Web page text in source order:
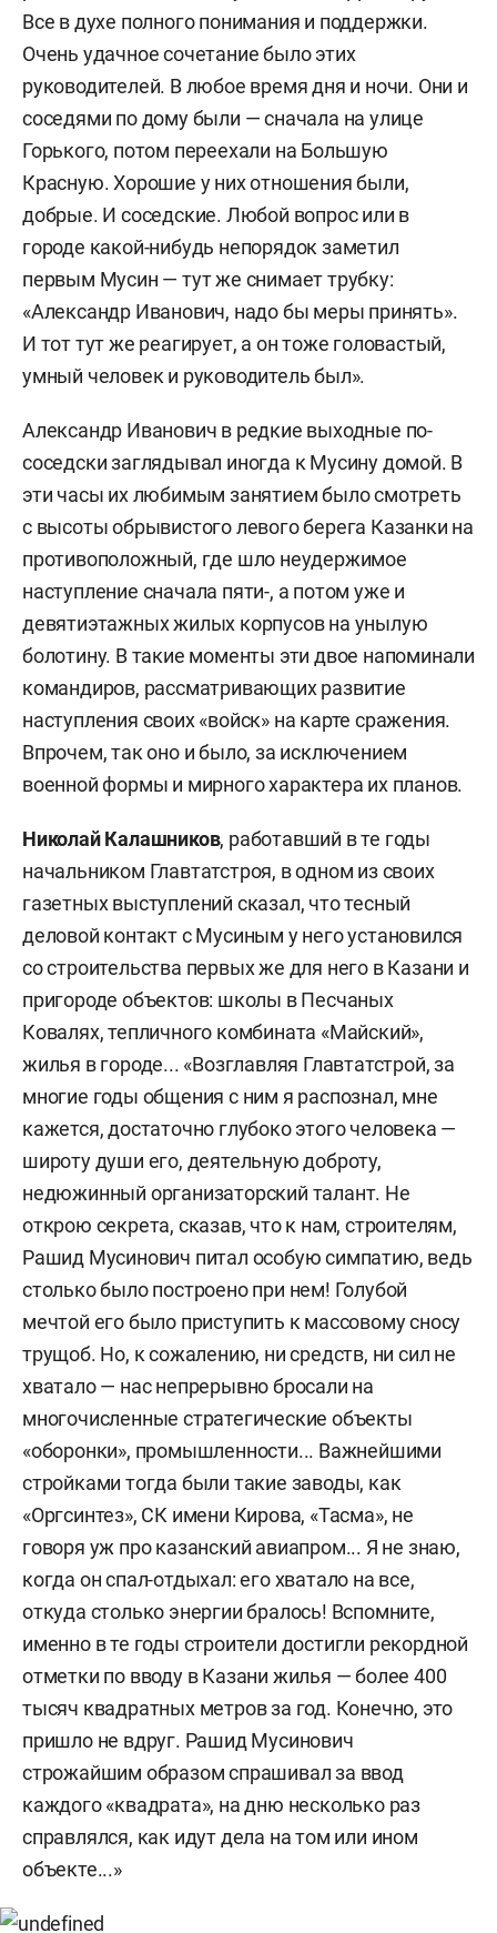
Все в духе полного понимания и поддержки.
Очень удачное сочетание было этих
руководителей. В любое время дня и ночи. Они и
соседями по дому были — сначала на улице
Горького, потом переехали на Большую
Красную. Хорошие у них отношения были,
добрые. И соседские. Любой вопрос или в
городе какой-нибудь непорядок заметил
первым Мусин — тут же снимает трубку:
«Александр Иванович, надо бы меры принять».
И тот тут же реагирует, а он тоже головастый,
умный человек и руководитель был».
Александр Иванович в редкие выходные по-
соседски заглядывал иногда к Мусину домой. В
эти часы их любимым занятием было смотреть
с высоты обрывистого левого берега Казанки на
противоположный, где шло неудержимое
наступление сначала пяти-, а потом уже и
девятиэтажных жилых корпусов на унылую
болотину. В такие моменты эти двое напоминали
командиров, рассматривающих развитие
наступления своих «войск» на карте сражения.
Впрочем, так оно и было, за исключением
военной формы и мирного характера их планов.
Николай Калашников, работавший в те годы
начальником Главтатстроя, в одном из своих
газетных выступлений сказал, что тесный
деловой контакт с Мусиным у него установился
со строительства первых же для него в Казани и
пригороде объектов: школы в Песчаных
Ковалях, тепличного комбината «Майский»,
жилья в городе... «Возглавляя Главтатстрой, за
многие годы общения с ним я распознал, мне
кажется, достаточно глубоко этого человека —
широту души его, деятельную доброту,
недюжинный организаторский талант. Не
открою секрета, сказав, что к нам, строителям,
Рашид Мусинович питал особую симпатию, ведь
столько было построено при нем! Голубой
мечтой его было приступить к массовому сносу
трущоб. Но, к сожалению, ни средств, ни сил не
хватало — нас непрерывно бросали на
многочисленные стратегические объекты
«оборонки», промышленности... Важнейшими
стройками тогда были такие заводы, как
«Оргсинтез», СК имени Кирова, «Тасма», не
говоря уж про казанский авиапром... Я не знаю,
когда он спал-отдыхал: его хватало на все,
откуда столько энергии бралось! Вспомните,
именно в те годы строители достигли рекордной
отметки по вводу в Казани жилья — более 400
тысяч квадратных метров за год. Конечно, это
пришло не вдруг. Рашид Мусинович
строжайшим образом спрашивал за ввод
каждого «квадрата», на дню несколько раз
справлялся, как идут дела на том или ином
объекте...»